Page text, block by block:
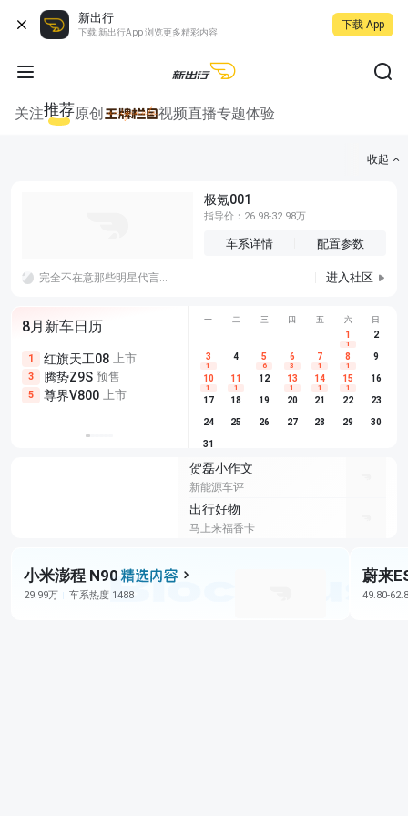
新出行
下载 新出行App 浏览更多精彩内容
下载 App
关注推荐原创 视频直播专题体验
收起
极氪001
指导价：26.98-32.98万
车系详情 配置参数
完全不在意那些明星代言哪个车，买车也不是看谁代言，没有代言性价比高更好， 进入社区
8月新车日历
1 红旗天工08 上市
3 腾势Z9S 预售
5 尊界V800 上市
尊界V680 上市
享界G9 预售
别克至境L7 预售
埃安
长城H10
深蓝S05
一 二 三 四 五 六 日
1
1
2
3
1
4 5
6
6
3
7
1
8
1
9
10
1
11
1
12 13
1
14
1
15
1
16
17 18 19 20 21 22 23
24 25 26 27 28 29 30
31
贺磊小作文
新能源车评
出行好物
马上来福香卡
小米澎程 N90
29.99万 车系热度 1488
蔚来
49.80-